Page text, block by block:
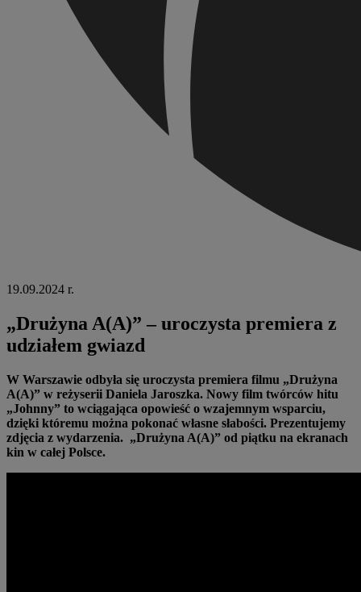
19.09.2024 r.
„Drużyna A(A)” – uroczysta premiera z
udziałem gwiazd
W Warszawie odbyła się uroczysta premiera filmu „Drużyna
A(A)” w reżyserii Daniela Jaroszka. Nowy film twórców hitu
„Johnny” to wciągająca opowieść o wzajemnym wsparciu,
dzięki któremu można pokonać własne słabości. Prezentujemy
zdjęcia z wydarzenia. „Drużyna A(A)” od piątku na ekranach
kin w całej Polsce.